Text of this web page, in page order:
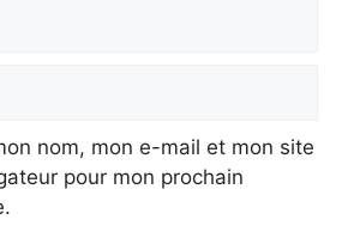
nom, mon e-mail et mon site
pour mon prochain